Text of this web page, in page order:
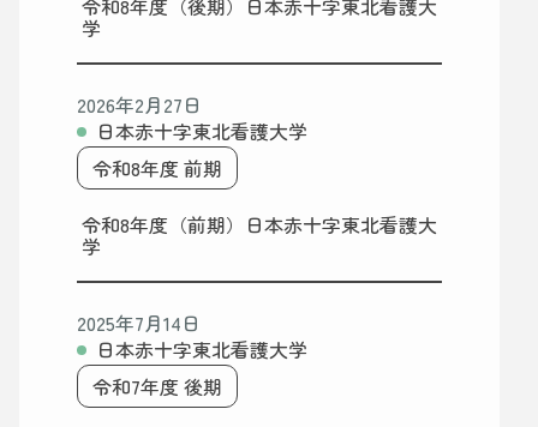
令和8年度（後期）日本赤十字東北看護大
学
2026年2月27日
日本赤十字東北看護大学
令和8年度 前期
令和8年度（前期）日本赤十字東北看護大
学
2025年7月14日
日本赤十字東北看護大学
令和7年度 後期